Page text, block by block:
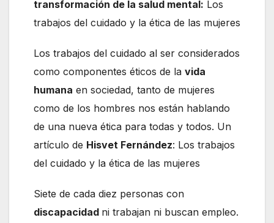
transformación de la salud mental: Los
trabajos del cuidado y la ética de las mujeres
Los trabajos del cuidado al ser considerados
como componentes éticos de la vida
humana en sociedad, tanto de mujeres
como de los hombres nos están hablando
de una nueva ética para todas y todos. Un
artículo de Hisvet Fernández: Los trabajos
del cuidado y la ética de las mujeres
Siete de cada diez personas con
discapacidad ni trabajan ni buscan empleo.